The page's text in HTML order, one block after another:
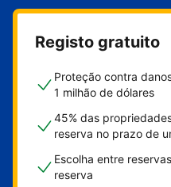
Registo gratuito
Proteção contra
1 milhão de dólares
45% das
reserva no prazo de
Escolha entre
reserva